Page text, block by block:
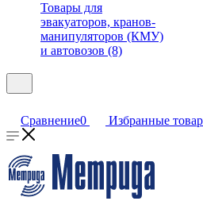
Товары для
эвакуаторов, кранов-
манипуляторов (КМУ)
и автовозов (8)
Сравнение0 Избранные